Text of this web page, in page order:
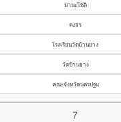
มานะโชติ
คงจร
โรงเรียนวัดบ้านยาง
วัดบ้านยาง
คณะจังหวัดนครปฐม
7